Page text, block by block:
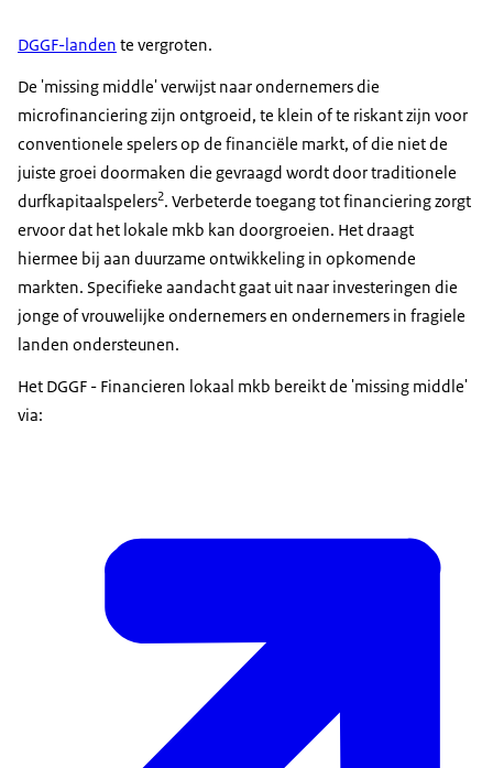
DGGF-landen te vergroten.
De 'missing middle' verwijst naar ondernemers die
microfinanciering zijn ontgroeid, te klein of te riskant zijn voor
conventionele spelers op de financiële markt, of die niet de
juiste groei doormaken die gevraagd wordt door traditionele
durfkapitaalspelers2. Verbeterde toegang tot financiering zorgt
ervoor dat het lokale mkb kan doorgroeien. Het draagt
hiermee bij aan duurzame ontwikkeling in opkomende
markten. Specifieke aandacht gaat uit naar investeringen die
jonge of vrouwelijke ondernemers en ondernemers in fragiele
landen ondersteunen.
Het DGGF - Financieren lokaal mkb bereikt de 'missing middle'
via: